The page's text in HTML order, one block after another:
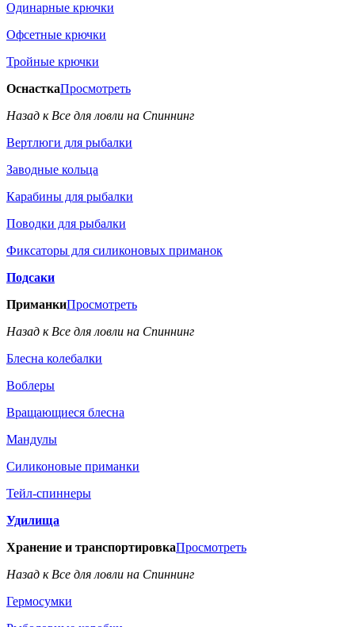
Одинарные крючки
Офсетные крючки
Тройные крючки
ОснасткаПросмотреть
Назад к Все для ловли на Спиннинг
Вертлюги для рыбалки
Заводные кольца
Карабины для рыбалки
Поводки для рыбалки
Фиксаторы для силиконовых приманок
Подсаки
ПриманкиПросмотреть
Назад к Все для ловли на Спиннинг
Блесна колебалки
Воблеры
Вращающиеся блесна
Мандулы
Силиконовые приманки
Тейл-спиннеры
Удилища
Хранение и транспортировкаПросмотреть
Назад к Все для ловли на Спиннинг
Гермосумки